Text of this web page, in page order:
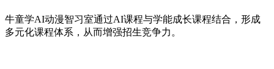
牛童学AI动漫智习室通过AI课程与学能成长课程结合，形成
多元化课程体系，从而增强招生竞争力。